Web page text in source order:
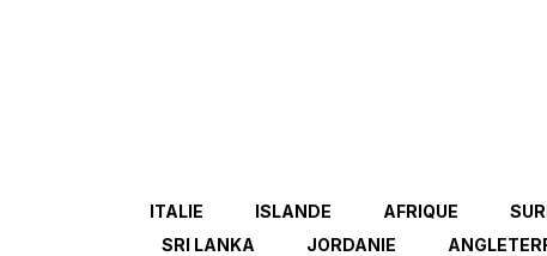
ITALIE ISLANDE AFRIQUE
SRI LANKA
JORDANIE